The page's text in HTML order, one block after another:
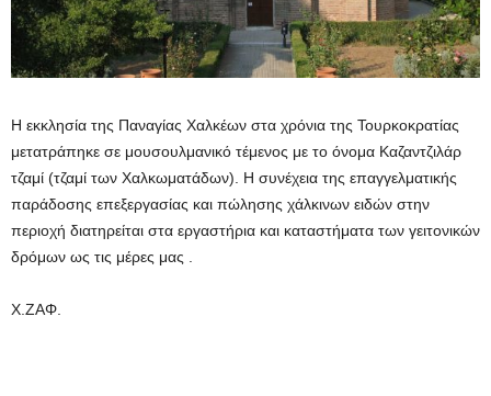
Η εκκλησία της Παναγίας Χαλκέων στα χρόνια της Τουρκοκρατίας
μετατράπηκε σε μουσουλμανικό τέμενος με το όνομα Καζαντζιλάρ
τζαμί (τζαμί των Χαλκωματάδων). Η συνέχεια της επαγγελματικής
παράδοσης επεξεργασίας και πώλησης χάλκινων ειδών στην
περιοχή διατηρείται στα εργαστήρια και καταστήματα των γειτονικών
δρόμων ως τις μέρες μας .
Χ.ΖΑΦ.